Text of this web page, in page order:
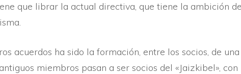
que librar la actual directiva, que tiene la ambición
acuerdos ha sido la formación, entre los socios, de
miembros pasan a ser socios del «Jaizkibel»,